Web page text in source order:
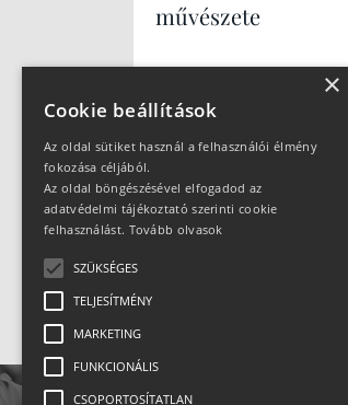
művészete
×
Cookie beállítások
Az oldal sütiket használ a felhasználói élmény
fokozása céljából.
Az oldal böngészésével elfogadod az
adatvédelmi tájékoztató szerinti cookie
felhasználást. Tovább olvasok
SZÜKSÉGES
TELJESÍTMÉNY
MARKETING
FUNKCIONÁLIS
CSOPORTOSÍTATLAN